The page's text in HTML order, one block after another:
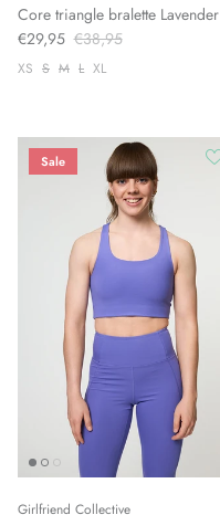
Core triangle bralette Lavender
€29,95 €38,95
XS S M L XL
Sale
Girlfriend Collective